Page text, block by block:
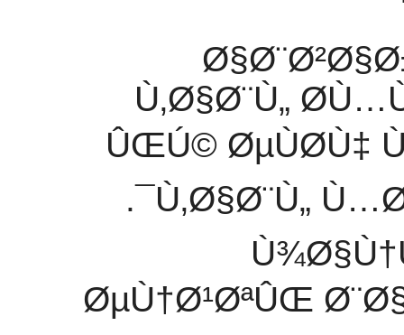
Ù‚Ø§Ø¨Ù„
ÛŒÚ© ØµÙØ­Ù‡
Ù‚Ø§Ø¨Ù„
ØµÙ†Ø¹ØªÛŒ